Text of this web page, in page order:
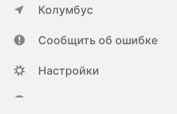
Колумбус
Сообщить об ошибке
Настройки